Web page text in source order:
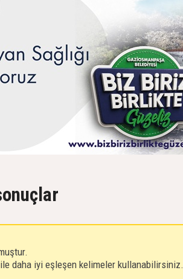
daha iyi eşleşen kelimeler kullanabilirsiniz.